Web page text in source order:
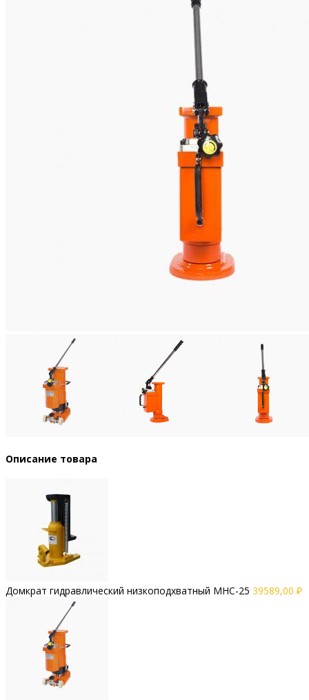
Описание товара
Домкрат гидравлический низкоподхватный MHC-25 39589,00 ₽